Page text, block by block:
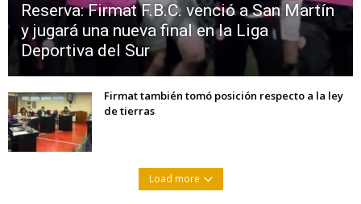
Reserva: Firmat F.B.C. venció a San Martín
y jugará una nueva final en la Liga
Deportiva del Sur
Firmat también tomó posición respecto a la ley
de tierras
Load more